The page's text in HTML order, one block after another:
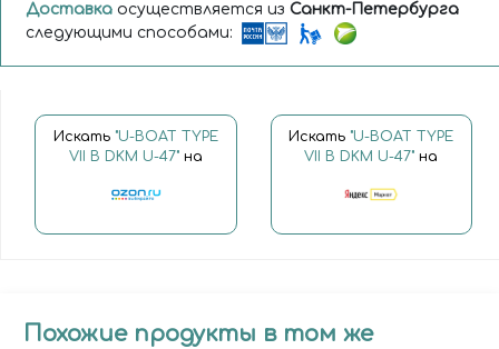
Доставка осуществляется из Санкт-Петербурга
следующими способами:
Искать "U-BOAT TYPE
VII B DKM U-47"на
Искать "U-BOAT TYPE
VII B DKM U-47" на
Похожие продукты в том же